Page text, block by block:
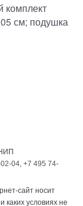
комплект
см; подушка
04,+7 495 74-
сайт носит
условиях не